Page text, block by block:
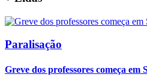
Paralisação
Greve dos professores começa